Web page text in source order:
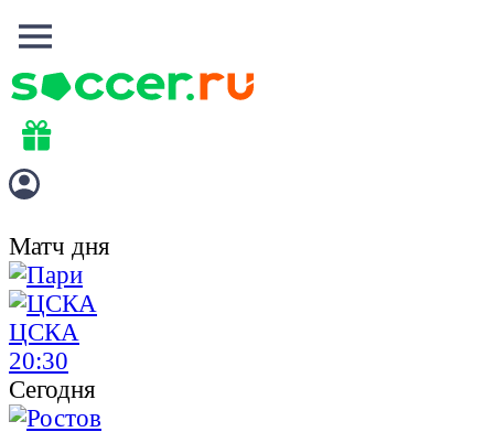
Матч дня
ЦСКА
20:30
Сегодня